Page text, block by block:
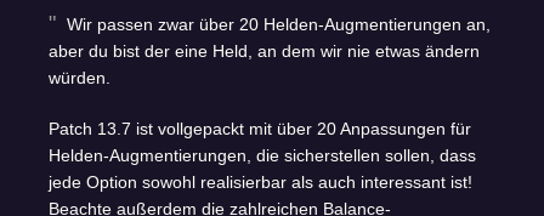
Wir passen zwar über 20 Helden-Augmentierungen an,
aber du bist der eine Held, an dem wir nie etwas ändern
würden.
Patch 13.7 ist vollgepackt mit über 20 Anpassungen für
Helden-Augmentierungen, die sicherstellen sollen, dass
jede Option sowohl realisierbar als auch interessant ist!
Beachte außerdem die zahlreichen Balance-